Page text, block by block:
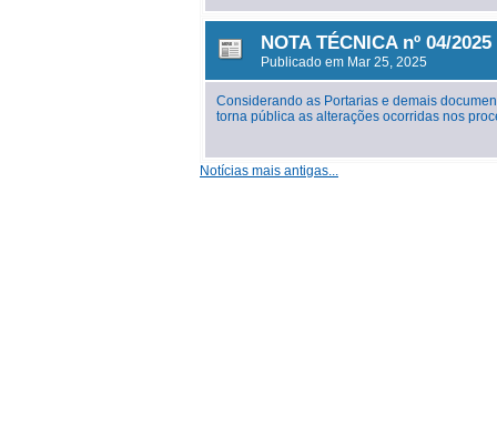
NOTA TÉCNICA nº 04/
Publicado em Mar 25, 2025
Considerando as Portarias e demais
torna pública as alterações ocorridas nos
Notícias mais antigas...